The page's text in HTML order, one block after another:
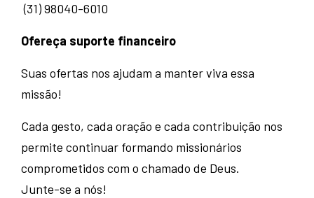
(31) 98040-6010
Ofereça suporte financeiro
Suas ofertas nos ajudam a manter viva essa
missão!
Cada gesto, cada oração e cada contribuição nos
permite continuar formando missionários
comprometidos com o chamado de Deus.
Junte-se a nós!